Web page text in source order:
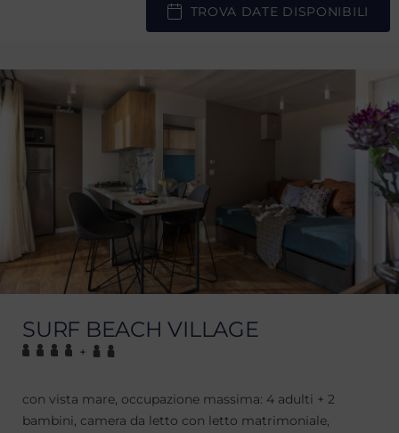
TROVA DATE DISPONIBILI
SURF BEACH VILLAGE
+
con vista mare, occupazione massima: 4 adulti + 2
bambini, camera da letto con letto matrimoniale,